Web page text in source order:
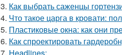
3. Как выбрать саженцы
4. Что такое царга в кровати:
5. Пластиковые окна: как они
6. Как спроектировать